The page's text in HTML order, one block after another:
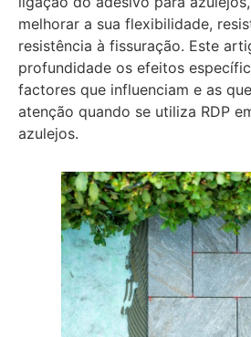
melhorar a sua flexibilidade,
resistência à fissuração. Este
profundidade os efeitos
factores que influenciam e as
atenção quando se utiliza RDP
azulejos.